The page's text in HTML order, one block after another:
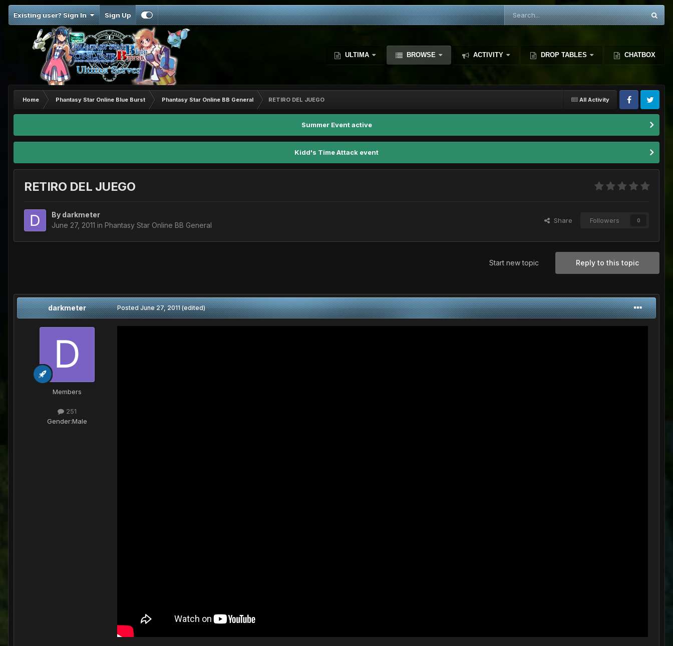
Existing user? Sign In Sign Up
ULTIMA BROWSE ACTIVITY DROP TABLES CHATBOX
All Activity
Home Phantasy Star Online Blue Burst Phantasy Star Online BB General RETIRO DEL JUEGO
Summer Event active
Kidd's Time Attack event
RETIRO DEL JUEGO
By darkmeter
June 27, 2011 in Phantasy Star Online BB General
Share Followers 0
Reply to this topic
Start new topic
darkmeter
Members
251
Gender:Male
PostedJune 27, 2011 (edited)